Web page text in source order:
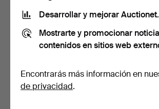
Desarrollar y mejorar Auctionet.
Mostrarte y promocionar
contenidos en sitios web
Encontrarás más información en
de privacidad.